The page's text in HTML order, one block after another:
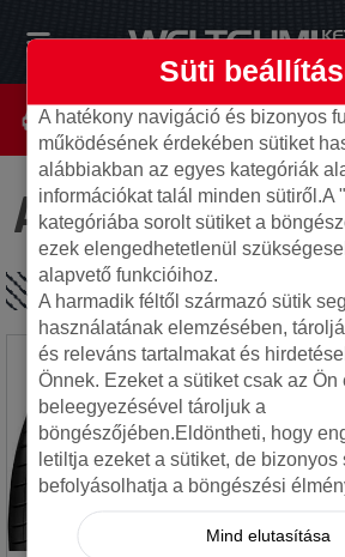
Az oldal nem
SPECIÁLIS
Süti
A hatékony navigáció és bizonyos
működésének érdekében sütiket
alábbiakban az egyes kategóriák
információkat talál minden sütiről.A
kategóriába sorolt sütiket a
ezek elengedhetetlenül
alapvető funkcióihoz.
A harmadik féltől származó sütik
használatának elemzésében,
és releváns tartalmakat és
Önnek. Ezeket a sütiket csak az Ön
beleegyezésével tároljuk a
böngészőjében.Eldöntheti, hogy
letiltja ezeket a sütiket, de
befolyásolhatja a böngészési
Mind elutasítása